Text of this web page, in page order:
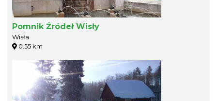
Pomnik Źródeł Wisły
Wisła
0.55 km